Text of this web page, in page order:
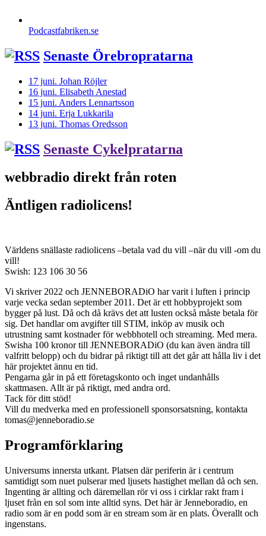
Podcastfabriken.se
Senaste Örebropratarna
17 juni. Johan Röjler
16 juni. Elisabeth Anestad
15 juni. Anders Lennartsson
14 juni. Erja Lukkarila
13 juni. Thomas Oredsson
Senaste Cykelpratarna
webbradio direkt från roten
Äntligen radiolicens!
Världens snällaste radiolicens –betala vad du vill –när du vill -om du
vill!
Swish: 123 106 30 56
Vi skriver 2022 och JENNEBORADiO har varit i luften i princip
varje vecka sedan september 2011. Det är ett hobbyprojekt som
bygger på lust. Då och då krävs det att lusten också måste betala för
sig. Det handlar om avgifter till STIM, inköp av musik och
utrustning samt kostnader för webbhotell och streaming. Med mera.
Swisha 100 kronor till JENNEBORADiO (du kan även ändra till
valfritt belopp) och du bidrar på riktigt till att det går att hålla liv i det
här projektet ännu en tid.
Pengarna går in på ett företagskonto och inget undanhålls
skattmasen. Allt är på riktigt, med andra ord.
Tack för ditt stöd!
Vill du medverka med en professionell sponsorsatsning, kontakta
tomas@jenneboradio.se
Programförklaring
Universums innersta utkant. Platsen där periferin är i centrum
samtidigt som nuet pulserar med ljusets hastighet mellan då och sen.
Ingenting är allting och däremellan rör vi oss i cirklar rakt fram i
ljuset från en sol som inte alltid syns. Det här är Jenneboradio, en
radio som är en podd som är en stream som är en plats. Överallt och
ingenstans.